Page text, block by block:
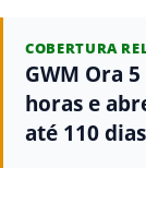
COBERTURA
GWM Ora
horas e
até 110 dias